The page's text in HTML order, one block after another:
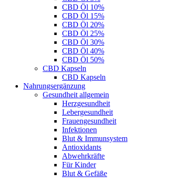
CBD Öl 10%
CBD Öl 15%
CBD Öl 20%
CBD Öl 25%
CBD Öl 30%
CBD Öl 40%
CBD Öl 50%
CBD Kapseln
CBD Kapseln
Nahrungsergänzung
Gesundheit allgemein
Herzgesundheit
Lebergesundheit
Frauengesundheit
Infektionen
Blut & Immunsystem
Antioxidants
Abwehrkräfte
Für Kinder
Blut & Gefäße